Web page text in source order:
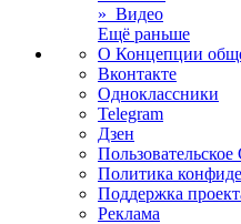
» Видео
Ещё раньше
О Концепции
Вконтакте
Одноклассники
Telegram
Дзен
Политика
Поддержка
Реклама